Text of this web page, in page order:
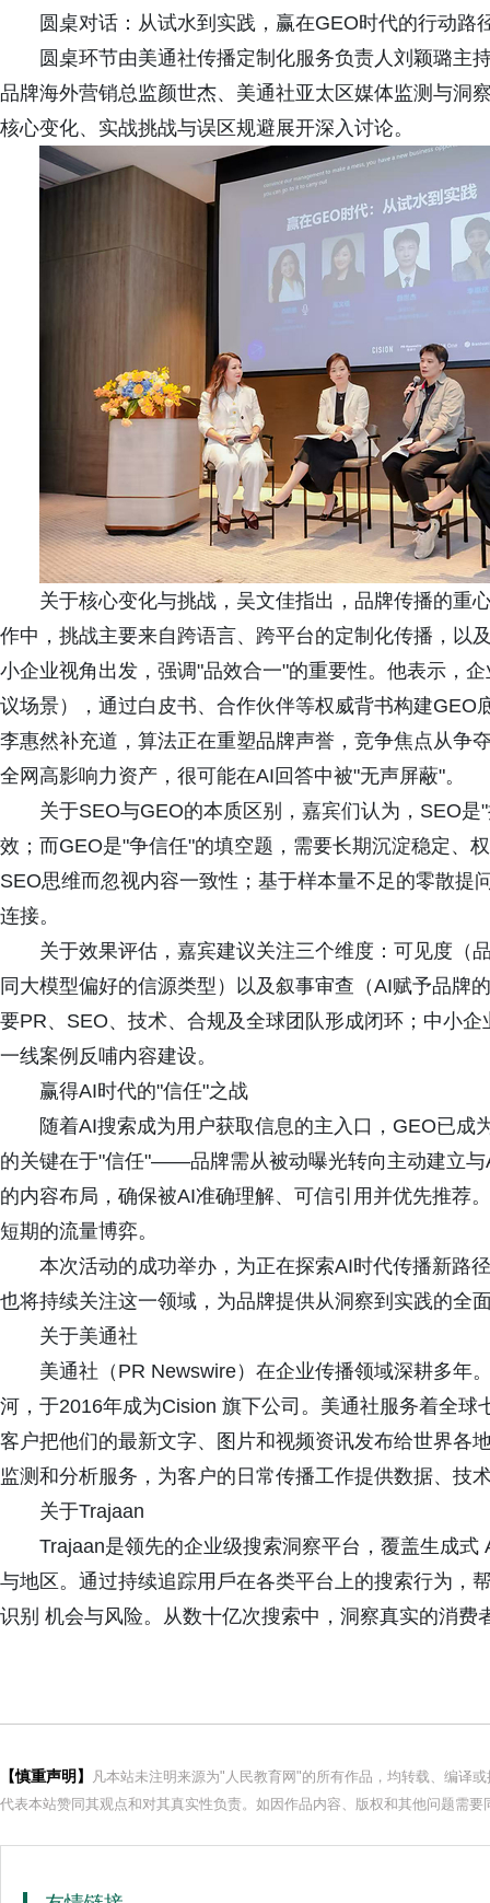
圆桌对话：从试水到实践，赢在GEO时代的行动路
圆桌环节由美通社传播定制化服务负责人刘颖璐主
品牌海外营销总监颜世杰、美通社亚太区媒体监测与洞
核心变化、实战挑战与误区规避展开深入讨论。
关于核心变化与挑战，吴文佳指出，品牌传播的重
作中，挑战主要来自跨语言、跨平台的定制化传播，以
小企业视角出发，强调"品效合一"的重要性。他表示，
议场景），通过白皮书、合作伙伴等权威背书构建
李惠然补充道，算法正在重塑品牌声誉，竞争焦点从争
全网高影响力资产，很可能在AI回答中被"无声屏蔽"。
关于SEO与GEO的本质区别，嘉宾们认为，SEO
效；而GEO是"争信任"的填空题，需要长期沉淀稳定、
SEO思维而忽视内容一致性；基于样本量不足的零散提
连接。
关于效果评估，嘉宾建议关注三个维度：可见度（
同大模型偏好的信源类型）以及叙事审查（AI赋予品牌
要PR、SEO、技术、合规及全球团队形成闭环；中小
一线案例反哺内容建设。
赢得AI时代的"信任"之战
随着AI搜索成为用户获取信息的主入口，GEO已
的关键在于"信任"——品牌需从被动曝光转向主动建立
的内容布局，确保被AI准确理解、可信引用并优先推荐
短期的流量博弈。
本次活动的成功举办，为正在探索AI时代传播新路
也将持续关注这一领域，为品牌提供从洞察到实践的全
关于美通社
美通社（PR Newswire）在企业传播领域深耕多年
河，于2016年成为Cision 旗下公司。美通社服务着全
客户把他们的最新文字、图片和视频资讯发布给世界各
监测和分析服务，为客户的日常传播工作提供数据、技
关于Trajaan
Trajaan是领先的企业级搜索洞察平台，覆盖⽣成
与地区。通过持续追踪⽤⼾在各类平台上的搜索⾏为，
识别 机会与⻛险。从数⼗亿次搜索中，洞察真实的消费
【慎重声明】
凡本站未注明来源为"人民教育网"的所有作品，均转载、编译
代表本站赞同其观点和对其真实性负责。如因作品内容、版权和其他问题需